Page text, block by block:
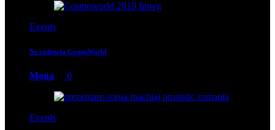
Events
Ne vedem la CosmoWorld
Mona 0
Events